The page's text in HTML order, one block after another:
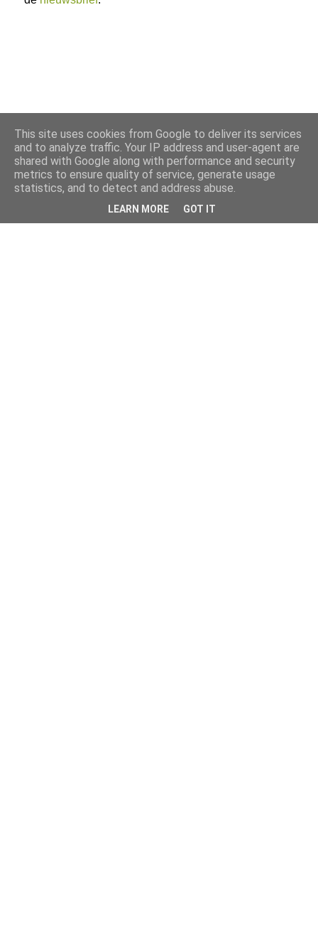
This site uses cookies from Google to deliver its services
and to analyze traffic. Your IP address and user-agent are
shared with Google along with performance and security
metrics to ensure quality of service, generate usage
statistics, and to detect and address abuse.
LEARN MORE GOT IT